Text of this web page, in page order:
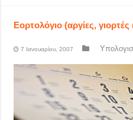
Εορτολόγιο (αργίες,
7 Ιανουαρίου, 2007